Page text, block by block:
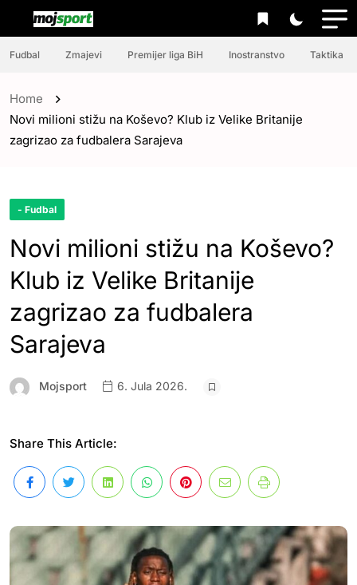
Fudbal Zmajevi Premijer liga BiH Inostranstvo Taktika
Home
Novi milioni stižu na Koševo? Klub iz Velike Britanije
zagrizao za fudbalera Sarajeva
- Fudbal
Novi milioni stižu na Koševo?
Klub iz Velike Britanije
zagrizao za fudbalera
Sarajeva
Mojsport 6. Jula 2026.
Share This Article: